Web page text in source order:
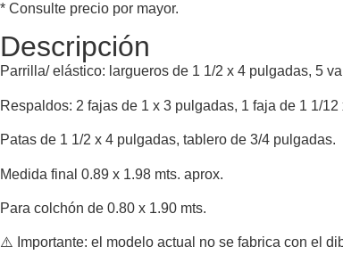
* Consulte precio por mayor.
Descripción
Parrilla/ elástico: largueros de 1 1/2 x 4 pulgadas, 5
Respaldos: 2 fajas de 1 x 3 pulgadas, 1 faja de 1 1/12
Patas de 1 1/2 x 4 pulgadas, tablero de 3/4 pulgadas.
Medida final 0.89 x 1.98 mts. aprox.
Para colchón de 0.80 x 1.90 mts.
⚠️ Importante: el modelo actual no se fabrica con el